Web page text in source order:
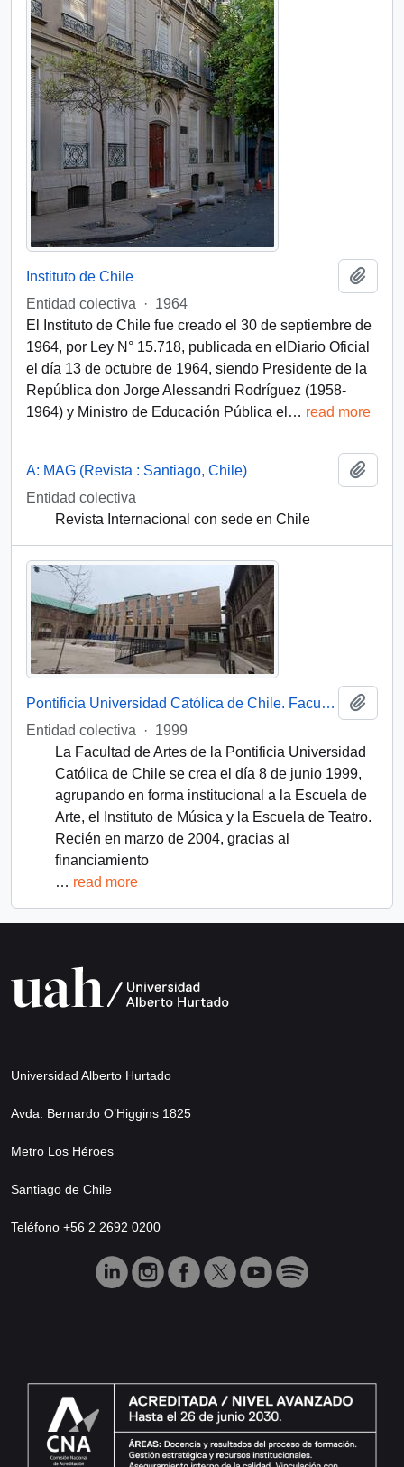
Instituto de Chile
Entidad colectiva
· 1964
El Instituto de Chile fue creado el 30 de septiembre de
1964, por Ley N° 15.718, publicada en elDiario Oficial
el día 13 de octubre de 1964, siendo Presidente de la
República don Jorge Alessandri Rodríguez (1958-
1964) y Ministro de Educación Pública el … read more
A: MAG (Revista : Santiago, Chile)
Entidad colectiva
Revista Internacional con sede en Chile
Pontificia Universidad Católica de Chile. Facultad de Artes
Entidad colectiva
· 1999
La Facultad de Artes de la Pontificia Universidad
Católica de Chile se crea el día 8 de junio 1999,
agrupando en forma institucional a la Escuela de
Arte, el Instituto de Música y la Escuela de Teatro.
Recién en marzo de 2004, gracias al
financiamiento
… read more
Universidad Alberto Hurtado
Avda. Bernardo O’Higgins 1825
Metro Los Héroes
Santiago de Chile
Teléfono +56 2 2692 0200